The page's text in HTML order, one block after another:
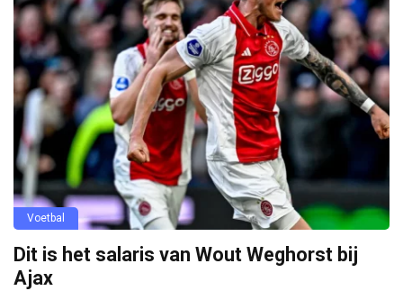
Voetbal
Dit is het salaris van Wout Weghorst bij
Ajax